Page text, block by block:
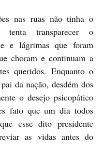
nas ruas não tinha o
tenta transparecer o
e lágrimas que foram
choram e continuam a
queridos. Enquanto o
da nação, desdém dos
o desejo psicopático
fato que um dia todos
esse dito presidente
as vidas antes do